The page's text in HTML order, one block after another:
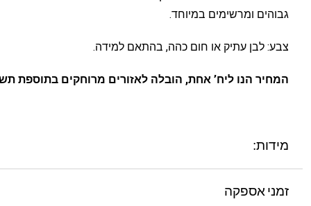
גבוהים ומרשימים במיוחד.
צבע: לבן עתיק או חום כהה, בהתאם למידה.
המחיר הנו ליח’ אחת, הובלה לאזורים מרוחקים בתוספת
מידות:
זמני אספקה